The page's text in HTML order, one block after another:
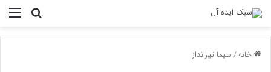
خانه/سیما تیرانداز